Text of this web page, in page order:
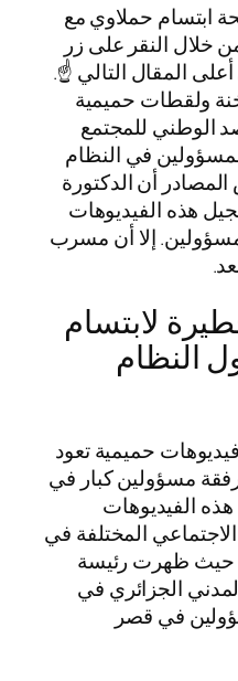
ابتسام حملاوي مع
خلال النقر على زر
المقال التالي ☝️.
ولقطات حميمية
الوطني للمجتمع
في النظام
أن الدكتورة
هذه الفيديوهات
إلا أن مسرب
لابتسام
النظام
حميمية تعود
مسؤولين كبار في
الفيديوهات
المختلفة في
حيث ظهرت رئيسة
الجزائري في
في قصر